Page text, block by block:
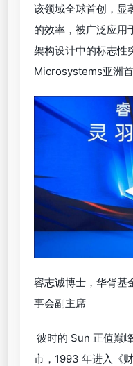
该领域全球首创，显
的效率，被广泛应用
架构设计中的标志性
Microsystems亚洲首
容志诚博士，华胥基
事会副主席
彼时的 Sun 正值巅
市，1993 年进入《